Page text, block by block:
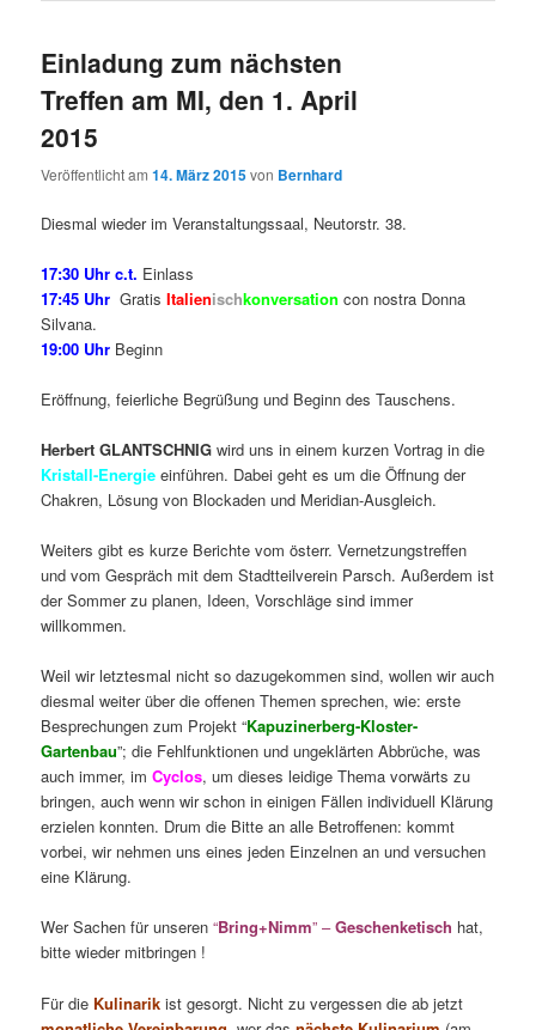
Einladung zum nächsten
Treffen am MI, den 1. April
2015
Veröffentlicht am14. März 2015von Bernhard
Diesmal wieder im Veranstaltungssaal, Neutorstr. 38.
17:30 Uhr c.t. Einlass
17:45 Uhr GratisItalienischkonversation con nostra Donna
Silvana.
19:00 Uhr Beginn
Eröffnung, feierliche Begrüßung und Beginn des Tauschens.
Herbert GLANTSCHNIG wird uns in einem kurzen Vortrag in die
Kristall-Energie einführen. Dabei geht es um die Öffnung der
Chakren, Lösung von Blockaden und Meridian-Ausgleich.
Weiters gibt es kurze Berichte vom österr. Vernetzungstreffen
und vom Gespräch mit dem Stadtteilverein Parsch. Außerdem ist
der Sommer zu planen, Ideen, Vorschläge sind immer
willkommen.
Weil wir letztesmal nicht so dazugekommen sind, wollen wir auch
diesmal weiter über die offenen Themen sprechen, wie: erste
Besprechungen zum Projekt “Kapuzinerberg-Kloster-
Gartenbau”; die Fehlfunktionen und ungeklärten Abbrüche, was
auch immer, imCyclos, um dieses leidige Thema vorwärts zu
bringen, auch wenn wir schon in einigen Fällen individuell Klärung
erzielen konnten. Drum die Bitte an alle Betroffenen: kommt
vorbei, wir nehmen uns eines jeden Einzelnen an und versuchen
eine Klärung.
Wer Sachen für unseren“Bring+Nimm” –Geschenketisch hat,
bitte wieder mitbringen !
Für die Kulinarik ist gesorgt. Nicht zu vergessen die ab jetzt